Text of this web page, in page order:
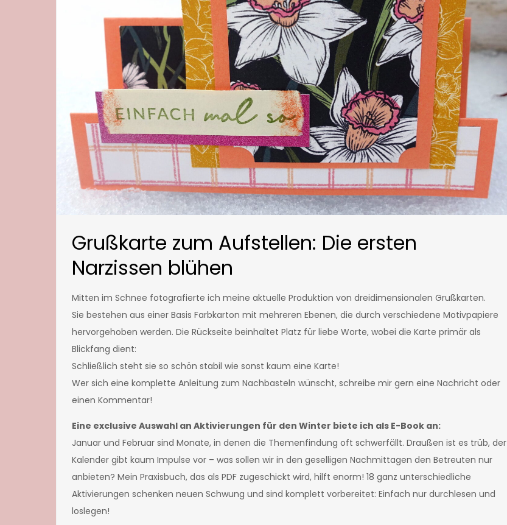
Grußkarte zum Aufstellen: Die ersten
Narzissen blühen
Mitten im Schnee fotografierte ich meine aktuelle Produktion von dreidimensionalen Grußkarten.
Sie bestehen aus einer Basis Farbkarton mit mehreren Ebenen, die durch verschiedene Motivpapiere
hervorgehoben werden. Die Rückseite beinhaltet Platz für liebe Worte, wobei die Karte primär als
Blickfang dient:
Schließlich steht sie so schön stabil wie sonst kaum eine Karte!
Wer sich eine komplette Anleitung zum Nachbasteln wünscht, schreibe mir gern eine Nachricht oder
einen Kommentar!
Eine exclusive Auswahl an Aktivierungen für den Winter biete ich als E-Book an:
Januar und Februar sind Monate, in denen die Themenfindung oft schwerfällt. Draußen ist es trüb, der
Kalender gibt kaum Impulse vor – was sollen wir in den geselligen Nachmittagen den Betreuten nur
anbieten? Mein Praxisbuch, das als PDF zugeschickt wird, hilft enorm! 18 ganz unterschiedliche
Aktivierungen schenken neuen Schwung und sind komplett vorbereitet: Einfach nur durchlesen und
loslegen!